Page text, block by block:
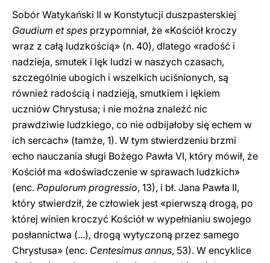
Sobór Watykański II w Konstytucji duszpasterskiej
Gaudium et spes przypomniał, że «Kościół kroczy
wraz z całą ludzkością» (n. 40), dlatego «radość i
nadzieja, smutek i lęk ludzi w naszych czasach,
szczególnie ubogich i wszelkich uciśnionych, są
również radością i nadzieją, smutkiem i lękiem
uczniów Chrystusa; i nie można znaleźć nic
prawdziwie ludzkiego, co nie odbijałoby się echem w
ich sercach» (tamże, 1). W tym stwierdzeniu brzmi
echo nauczania sługi Bożego Pawła VI, który mówił, że
Kościół ma «doświadczenie w sprawach ludzkich»
(enc. Populorum progressio, 13), i bł. Jana Pawła II,
który stwierdził, że człowiek jest «pierwszą drogą, po
której winien kroczyć Kościół w wypełnianiu swojego
posłannictwa (...), drogą wytyczoną przez samego
Chrystusa» (enc. Centesimus annus, 53). W encyklice